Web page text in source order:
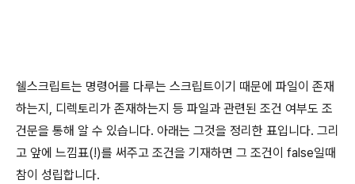
쉘스크립트는 명령어를 다루는 스크립트이기 때문에 파일이 존재
하는지, 디렉토리가 존재하는지 등 파일과 관련된 조건 여부도 조
건문을 통해 알 수 있습니다. 아래는 그것을 정리한 표입니다. 그리
고 앞에 느낌표(!)를 써주고 조건을 기재하면 그 조건이 false일때
참이 성립합니다.